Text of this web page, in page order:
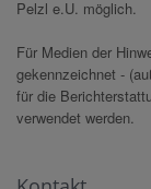
Pelzl e.U. möglich.
Für Medien der
gekennzeichnet -
für die
verwendet werden.